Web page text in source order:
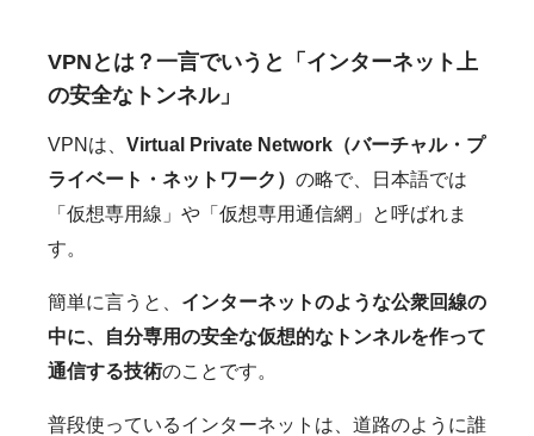
VPNとは？一言でいうと「インターネット上
の安全なトンネル」
VPNは、 Virtual Private Network（バーチャル・プ
ライベート・ネットワーク） の略で、日本語では
「仮想専用線」や「仮想専用通信網」と呼ばれま
す。
簡単に言うと、 インターネットのような公衆回線の
中に、自分専用の安全な仮想的なトンネルを作って
通信する技術のことです。
普段使っているインターネットは、道路のように誰